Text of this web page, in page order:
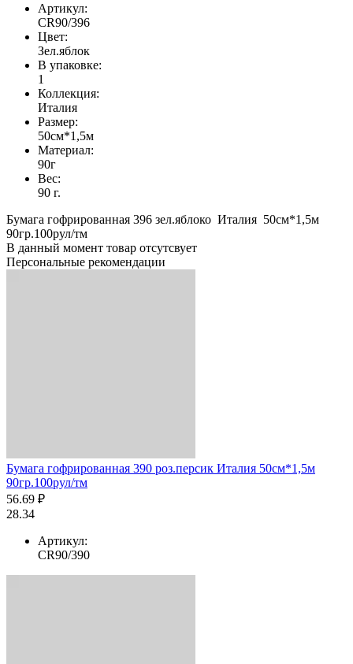
Артикул:
CR90/396
Цвет:
Зел.яблок
В упаковке:
1
Коллекция:
Италия
Размер:
50см*1,5м
Материал:
90г
Вес:
90 г.
Бумага гофрированная 396 зел.яблоко Италия 50см*1,5м
90гр.100рул/тм
В данный момент товар отсутсвует
Персональные рекомендации
Бумага гофрированная 390 роз.персик Италия 50см*1,5м
90гр.100рул/тм
56.69 ₽
28.34
Артикул:
CR90/390